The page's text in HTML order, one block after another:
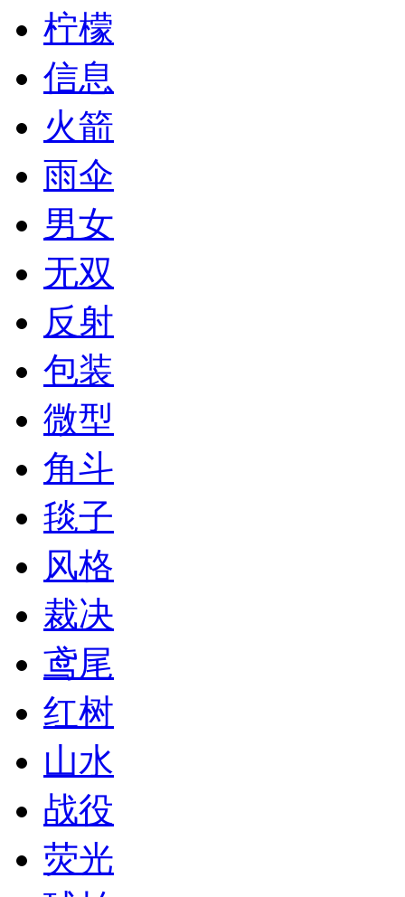
柠檬
信息
火箭
雨伞
男女
无双
反射
包装
微型
角斗
毯子
风格
裁决
鸢尾
红树
山水
战役
荧光